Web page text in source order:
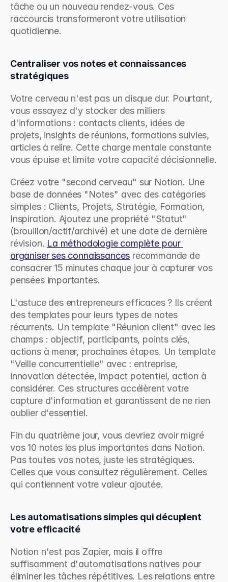
tâche ou un nouveau rendez-vous. Ces
raccourcis transformeront votre utilisation
quotidienne.
Centraliser vos notes et connaissances
stratégiques
Votre cerveau n'est pas un disque dur. Pourtant,
vous essayez d'y stocker des milliers
d'informations : contacts clients, idées de
projets, insights de réunions, formations suivies,
articles à relire. Cette charge mentale constante
vous épuise et limite votre capacité décisionnelle.
Créez votre "second cerveau" sur Notion. Une
base de données "Notes" avec des catégories
simples : Clients, Projets, Stratégie, Formation,
Inspiration. Ajoutez une propriété "Statut"
(brouillon/actif/archivé) et une date de dernière
révision. La méthodologie complète pour
organiser ses connaissances recommande de
consacrer 15 minutes chaque jour à capturer vos
pensées importantes.
L'astuce des entrepreneurs efficaces ? Ils créent
des templates pour leurs types de notes
récurrents. Un template "Réunion client" avec les
champs : objectif, participants, points clés,
actions à mener, prochaines étapes. Un template
"Veille concurrentielle" avec : entreprise,
innovation détectée, impact potentiel, action à
considérer. Ces structures accélèrent votre
capture d'information et garantissent de ne rien
oublier d'essentiel.
Fin du quatrième jour, vous devriez avoir migré
vos 10 notes les plus importantes dans Notion.
Pas toutes vos notes, juste les stratégiques.
Celles que vous consultez régulièrement. Celles
qui contiennent votre valeur ajoutée.
Les automatisations simples qui décuplent
votre efficacité
Notion n'est pas Zapier, mais il offre
suffisamment d'automatisations natives pour
éliminer les tâches répétitives. Les relations entre